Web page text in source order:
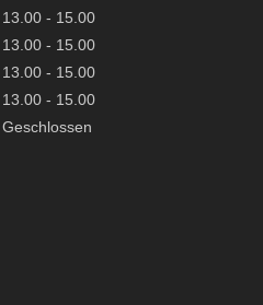
13.00 - 15.00
13.00 - 15.00
13.00 - 15.00
13.00 - 15.00
Geschlossen